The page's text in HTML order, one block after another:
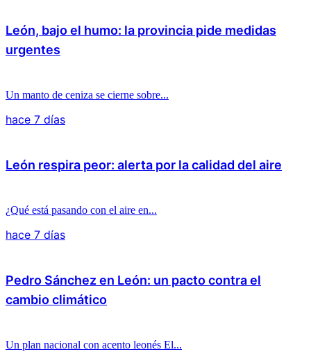
León, bajo el humo: la provincia pide medidas
urgentes
Un manto de ceniza se cierne sobre...
hace 7 días
León respira peor: alerta por la calidad del aire
¿Qué está pasando con el aire en...
hace 7 días
Pedro Sánchez en León: un pacto contra el
cambio climático
Un plan nacional con acento leonés El...